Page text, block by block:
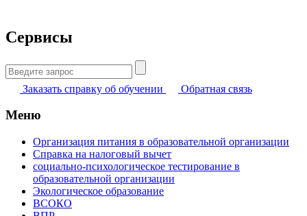
Сервисы
Найти:
Заказать справку об обучении
Обратная связь
Меню
Организация питания в образовательной организации
Справка на налоговый вычет
социально-психологическое тестирование в
образовательной организации
Экологическое образование
ВСОКО